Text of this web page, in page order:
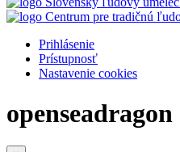
Prihlásenie
Prístupnosť
Nastavenie cookies
openseadragon